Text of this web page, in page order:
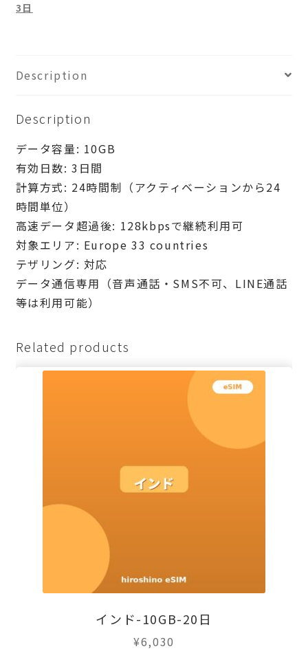
3日
Description
Description
データ容量: 10GB
有効日数: 3日間
計算方式: 24時間制（アクティベーションから24
時間単位）
高速データ超過後: 128kbpsで継続利用可
対象エリア: Europe 33 countries
テザリング: 対応
データ通信専用（音声通話・SMS不可、LINE通話
等は利用可能）
Related products
インド-10GB-20日
¥6,030